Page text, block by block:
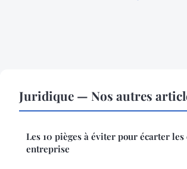
Juridique — Nos autres
Les 10 pièges à éviter pour écarter
entreprise